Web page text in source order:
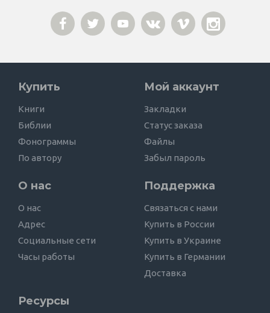
Купить
Книги
Библии
Фонограммы
По автору
Мой аккаунт
Закладки
Статус заказа
Файлы
Забыл пароль
О нас
О нас
Адрес
Социальные сети
Часы работы
Поддержка
Связаться с нами
Купить в России
Купить в Украине
Купить в Германии
Доставка
Ресурсы